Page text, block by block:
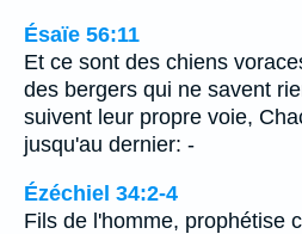
Ésaïe 56:11
Et ce sont des chiens
des bergers qui ne savent
suivent leur propre voie,
jusqu'au dernier: -
Ézéchiel 34:2-4
Fils de l'homme, prophétise